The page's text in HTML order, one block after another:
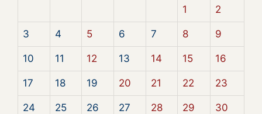
1 2
3 4 5 6 7 8 9
10 11 12 13 14 15 16
17 18 19 20 21 22 23
24 25 26 27 28 29 30